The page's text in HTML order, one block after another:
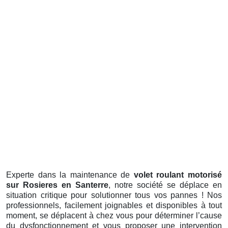
Experte dans la maintenance de volet roulant motorisé
sur Rosieres en Santerre, notre société se déplace en
situation critique pour solutionner tous vos pannes ! Nos
professionnels, facilement joignables et disponibles à tout
moment, se déplacent à chez vous pour déterminer l’cause
du dysfonctionnement et vous proposer une intervention